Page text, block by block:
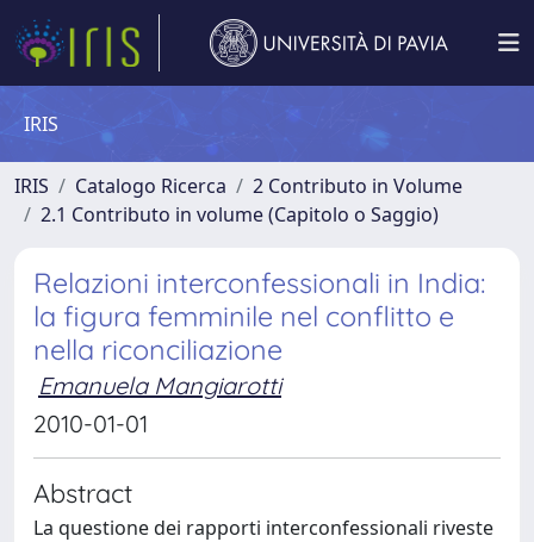
IRIS
IRIS Catalogo Ricerca
2 Contributo in Volume
2.1 Contributo in volume (Capitolo o Saggio)
Relazioni interconfessionali in India:
la figura femminile nel conflitto e
nella riconciliazione
Emanuela Mangiarotti
2010-01-01
Abstract
La questione dei rapporti interconfessionali riveste